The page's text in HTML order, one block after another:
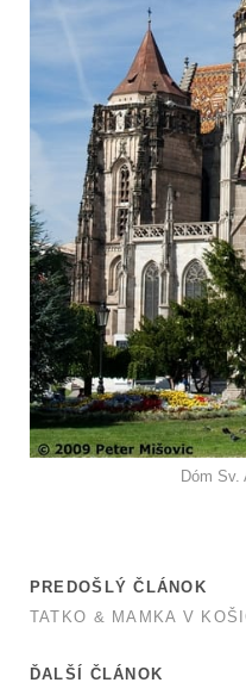
Dóm Sv.
PREDOŠLÝ ČLÁNOK
TATKO & MAMKA V
ĎALŠÍ ČLÁNOK